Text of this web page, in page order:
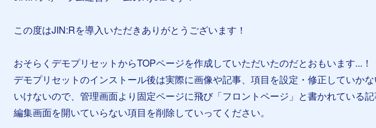
この度はJIN:Rを導入いただきありがとうございます！
おそらくデモプリセットからTOPページを作成していただいたのだとおもいます...！
デモプリセットのインストール後は実際に画像や記事、項目を設定・修正していかな
いけないので、管理画面より固定ページに飛び「フロントページ」と書かれている
編集画面を開いていらない項目を削除していってください。